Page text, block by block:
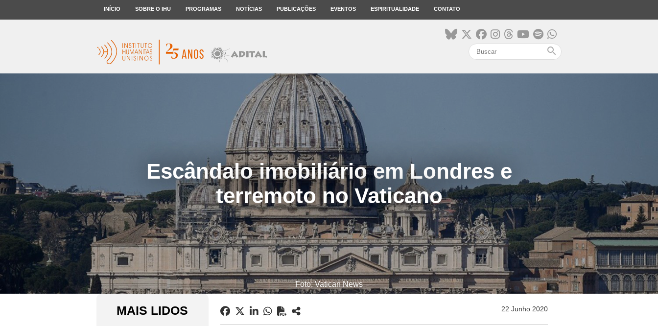
INÍCIO SOBRE O IHU PROGRAMAS NOTÍCIAS PUBLICAÇÕES EVENTOS ESPIRITUALIDADE CONTATO
search
Escândalo imobiliário em Londres e
terremoto no Vaticano
Foto: Vatican News
MAIS LIDOS 22 Junho 2020